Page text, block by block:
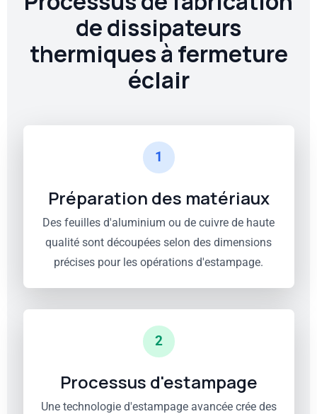
de dissipateurs
thermiques à fermeture
éclair
1
Préparation des matériaux
Des feuilles d'aluminium ou de cuivre de haute
qualité sont découpées selon des dimensions
précises pour les opérations d'estampage.
2
Processus d'estampage
Une technologie d'estampage avancée crée des